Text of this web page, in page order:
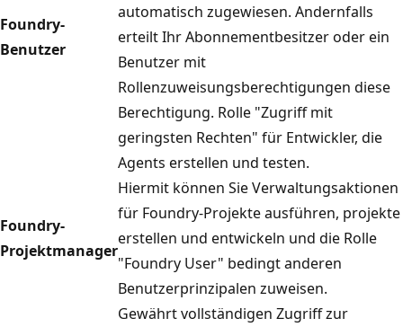
Foundry-
Benutzer
automatisch zugewiesen. Andernfalls
erteilt Ihr Abonnementbesitzer oder ein
Benutzer mit
Rollenzuweisungsberechtigungen diese
Berechtigung. Rolle "Zugriff mit
geringsten Rechten" für Entwickler, die
Agents erstellen und testen.
Foundry-
Projektmanager
Hiermit können Sie Verwaltungsaktionen
für Foundry-Projekte ausführen, projekte
erstellen und entwickeln und die Rolle
"Foundry User" bedingt anderen
Benutzerprinzipalen zuweisen.
Gewährt vollständigen Zugriff zur